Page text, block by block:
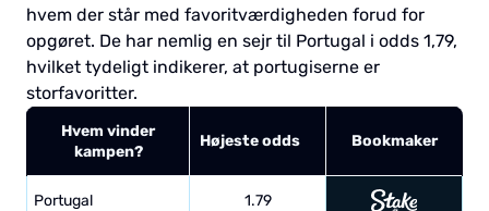
hvem der står med favoritværdigheden forud for
opgøret. De har nemlig en sejr til Portugal i odds 1,79,
hvilket tydeligt indikerer, at portugiserne er
storfavoritter.
Hvem vinder
kampen?
Højeste odds Bookmaker
Portugal 1.79